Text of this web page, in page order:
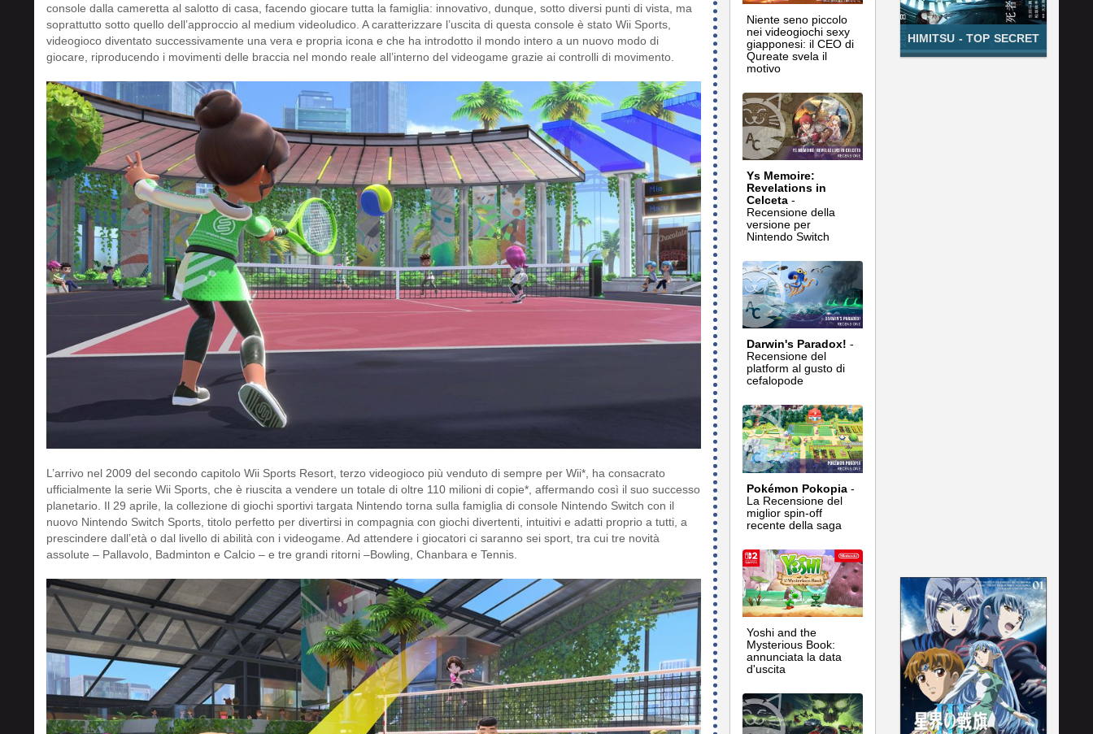
console dalla cameretta al salotto di casa, facendo giocare tutta la famiglia: innovativo, dunque, sotto diversi punti di vista, ma
soprattutto sotto quello dell’approccio al medium videoludico. A caratterizzare l’uscita di questa console è stato Wii Sports,
videogioco diventato successivamente una vera e propria icona e che ha introdotto il mondo intero a un nuovo modo di
giocare, riproducendo i movimenti delle braccia nel mondo reale all’interno del videogame grazie ai controlli di movimento.
L’arrivo nel 2009 del secondo capitolo Wii Sports Resort, terzo videogioco più venduto di sempre per Wii*, ha consacrato
ufficialmente la serie Wii Sports, che è riuscita a vendere un totale di oltre 110 milioni di copie*, affermando così il suo successo
planetario. Il 29 aprile, la collezione di giochi sportivi targata Nintendo torna sulla famiglia di console Nintendo Switch con il
nuovo Nintendo Switch Sports, titolo perfetto per divertirsi in compagnia con giochi divertenti, intuitivi e adatti proprio a tutti, a
prescindere dall’età o dal livello di abilità con i videogame. Ad attendere i giocatori ci saranno sei sport, tra cui tre novità
assolute – Pallavolo, Badminton e Calcio – e tre grandi ritorni –Bowling, Chanbara e Tennis.
Niente seno piccolo
nei videogiochi sexy
giapponesi: il CEO di
Qureate svela il
motivo
Ys Memoire:
Revelations in
Celceta -
Recensione della
versione per
Nintendo Switch
Darwin's Paradox! -
Recensione del
platform al gusto di
cefalopode
Pokémon Pokopia -
La Recensione del
miglior spin-off
recente della saga
Yoshi and the
Mysterious Book:
annunciata la data
d'uscita
HIMITSU - TOP SECRET